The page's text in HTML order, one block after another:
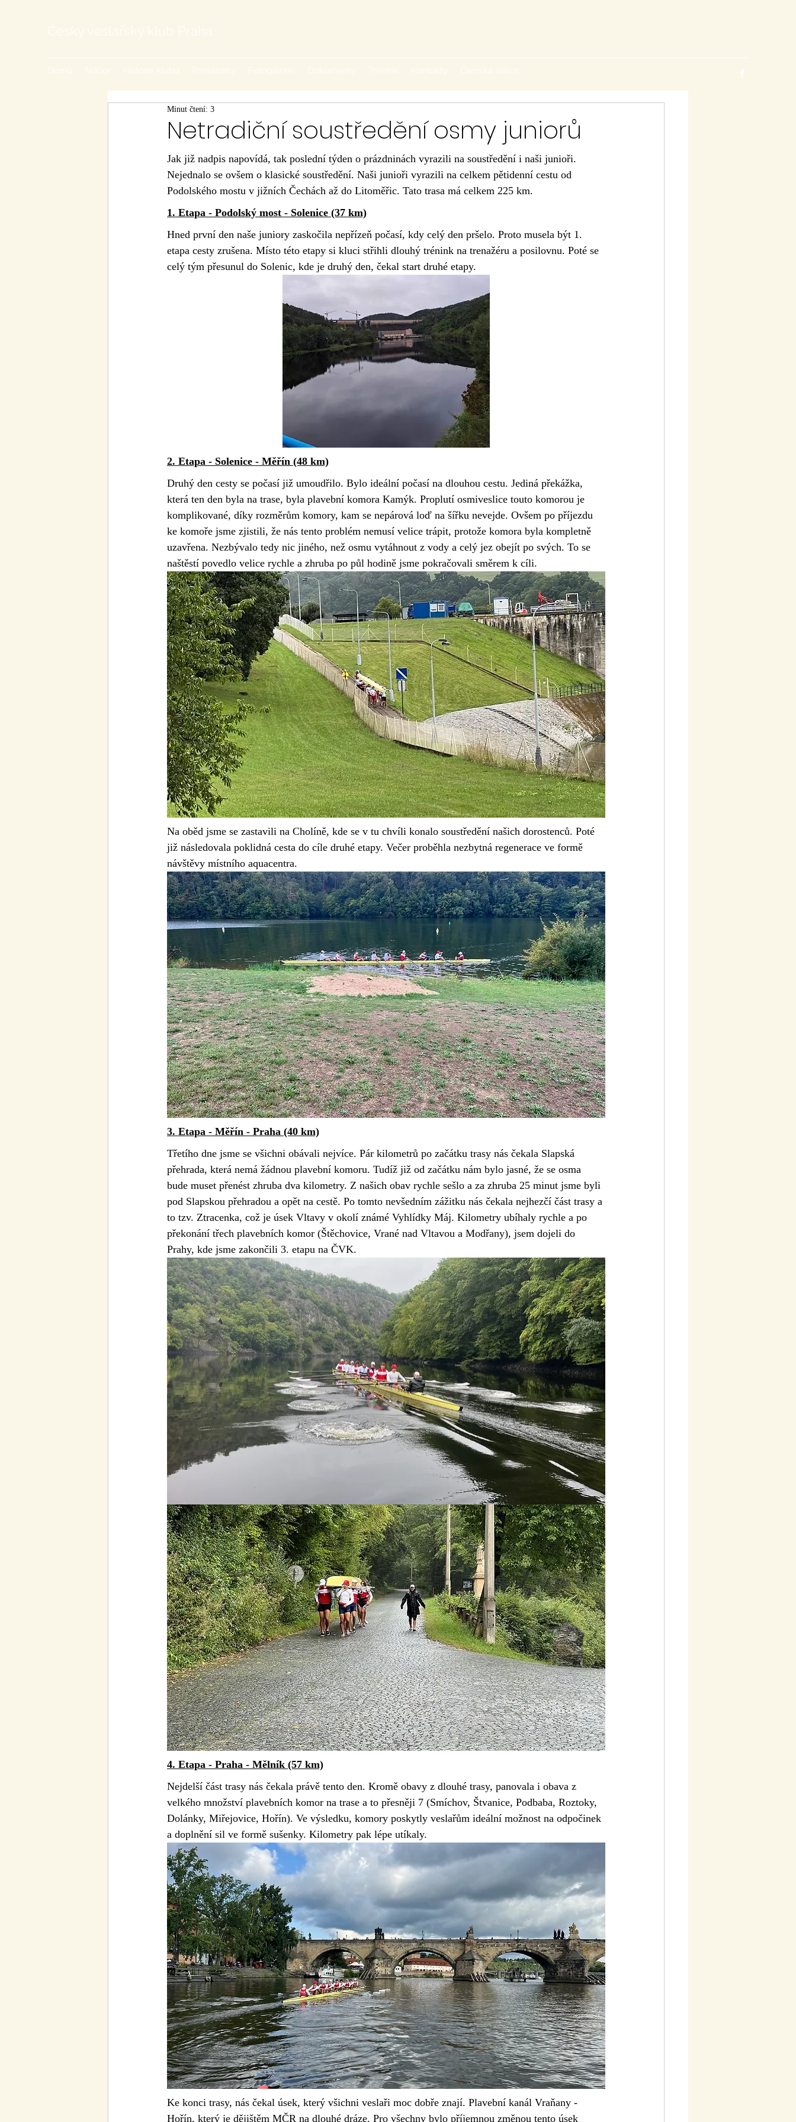
Netradiční soustředění osmy juniorů
Minut čtení: 3
Jak již nadpis napovídá, tak poslední týden o prázdninách vyrazili na soustředění i naši junioři.
Nejednalo se ovšem o klasické soustředění. Naši junioři vyrazili na celkem pětidenní cestu od
Podolského mostu v jižních Čechách až do Litoměřic. Tato trasa má celkem 225 km.
1. Etapa - Podolský most - Solenice (37 km)
Hned první den naše juniory zaskočila nepřízeň počasí, kdy celý den pršelo. Proto musela být 1.
etapa cesty zrušena. Místo této etapy si kluci střihli dlouhý trénink na trenažéru a posilovnu. Poté se
celý tým přesunul do Solenic, kde je druhý den, čekal start druhé etapy.
2. Etapa - Solenice - Měřín (48 km)
Druhý den cesty se počasí již umoudřilo. Bylo ideální počasí na dlouhou cestu. Jediná překážka,
která ten den byla na trase, byla plavební komora Kamýk. Proplutí osmiveslice touto komorou je
komplikované, díky rozměrům komory, kam se nepárová loď na šířku nevejde. Ovšem po příjezdu
ke komoře jsme zjistili, že nás tento problém nemusí velice trápit, protože komora byla kompletně
uzavřena. Nezbývalo tedy nic jiného, než osmu vytáhnout z vody a celý jez obejít po svých. To se
naštěstí povedlo velice rychle a zhruba po půl hodině jsme pokračovali směrem k cíli.
Na oběd jsme se zastavili na Cholíně, kde se v tu chvíli konalo soustředění našich dorostenců. Poté
již následovala poklidná cesta do cíle druhé etapy. Večer proběhla nezbytná regenerace ve formě
návštěvy místního aquacentra.
3. Etapa - Měřín - Praha (40 km)
Třetího dne jsme se všichni obávali nejvíce. Pár kilometrů po začátku trasy nás čekala Slapská
přehrada, která nemá žádnou plavební komoru. Tudíž již od začátku nám bylo jasné, že se osma
bude muset přenést zhruba dva kilometry. Z našich obav rychle sešlo a za zhruba 25 minut jsme byli
pod Slapskou přehradou a opět na cestě. Po tomto nevšedním zážitku nás čekala nejhezčí část trasy a
to tzv. Ztracenka, což je úsek Vltavy v okolí známé Vyhlídky Máj. Kilometry ubíhaly rychle a po
překonání třech plavebních komor (Štěchovice, Vrané nad Vltavou a Modřany), jsem dojeli do
Prahy, kde jsme zakončili 3. etapu na ČVK.
4. Etapa - Praha - Mělník (57 km)
Nejdelší část trasy nás čekala právě tento den. Kromě obavy z dlouhé trasy, panovala i obava z
velkého množství plavebních komor na trase a to přesněji 7 (Smíchov, Štvanice, Podbaba, Roztoky,
Dolánky, Miřejovice, Hořín). Ve výsledku, komory poskytly veslařům ideální možnost na odpočinek
a doplnění sil ve formě sušenky. Kilometry pak lépe utíkaly.
Ke konci trasy, nás čekal úsek, který všichni veslaři moc dobře znají. Plavební kanál Vraňany -
Hořín, který je dějištěm MČR na dlouhé dráze. Pro všechny bylo příjemnou změnou tento úsek